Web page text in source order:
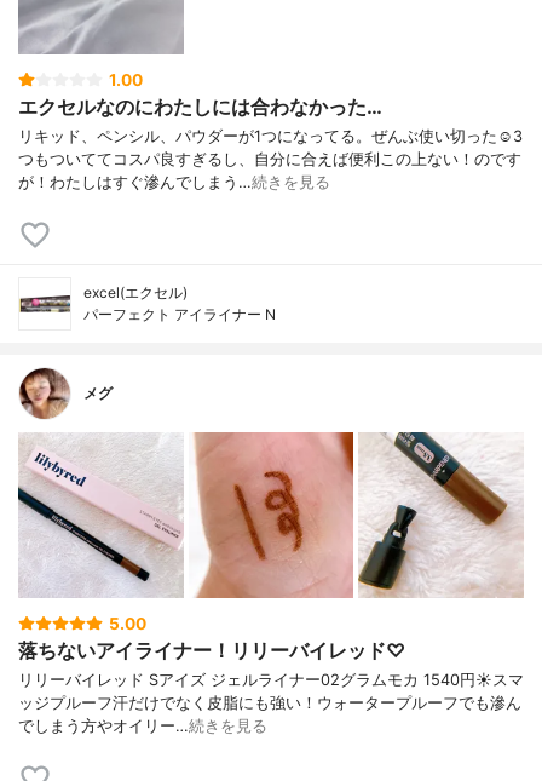
1.00
エクセルなのにわたしには合わなかった…
リキッド、ペンシル、パウダーが1つになってる。ぜんぶ使い切った☺️3
つもついててコスパ良すぎるし、自分に合えば便利この上ない！のです
が！わたしはすぐ滲んでしまう…続きを見る
excel(エクセル)
パーフェクト アイライナー N
メグ
5.00
落ちないアイライナー！リリーバイレッド♡
リリーバイレッド Sアイズ ジェルライナー02グラムモカ 1540円☀️スマ
ッジプルーフ汗だけでなく皮脂にも強い！ウォータープルーフでも滲ん
でしまう方やオイリー…続きを見る